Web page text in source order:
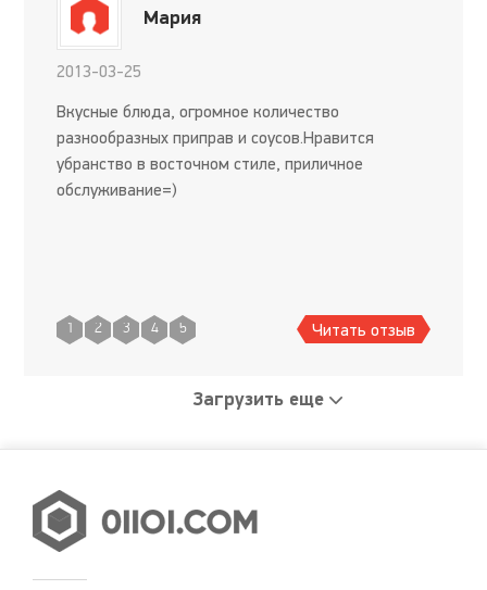
Мария
2013-03-25
Вкусные блюда, огромное количество
разнообразных приправ и соусов.Нравится
убранство в восточном стиле, приличное
обслуживание=)
1 2 3 4 5 Читать отзыв
Загрузить еще